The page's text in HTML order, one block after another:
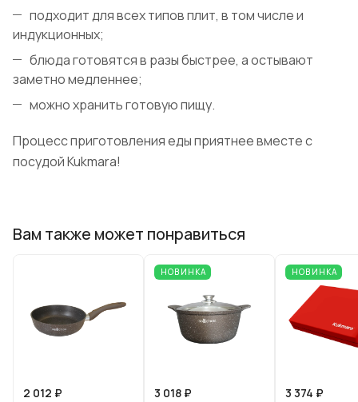
подходит для всех типов плит, в том числе и
индукционных;
блюда готовятся в разы быстрее, а остывают
заметно медленнее;
можно хранить готовую пищу.
Процесс приготовления еды приятнее вместе с
посудой Kukmara!
Вам также может понравиться
2 012 ₽
НОВИНКА
3 018 ₽
НОВИНКА
3 374 ₽